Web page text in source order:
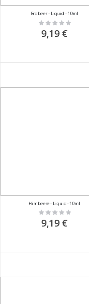
Erdbeer - Liquid - 10ml
Rating:
9,19 €
Himbeere - Liquid - 10ml
Rating:
0%
9,19 €